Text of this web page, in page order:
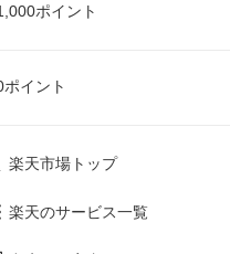
ポイント
イント
楽天市場トップ
楽天のサービス一覧